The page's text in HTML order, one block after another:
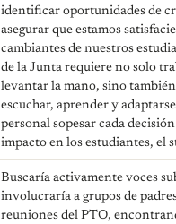
identificar oportunidades de
asegurar que estamos
cambiantes de nuestros
de la Junta requiere no solo
levantar la mano, sino
escuchar, aprender y
personal sopesar cada
impacto en los estudiantes, el
Buscaría activamente voces
involucraría a grupos de
reuniones del PTO,